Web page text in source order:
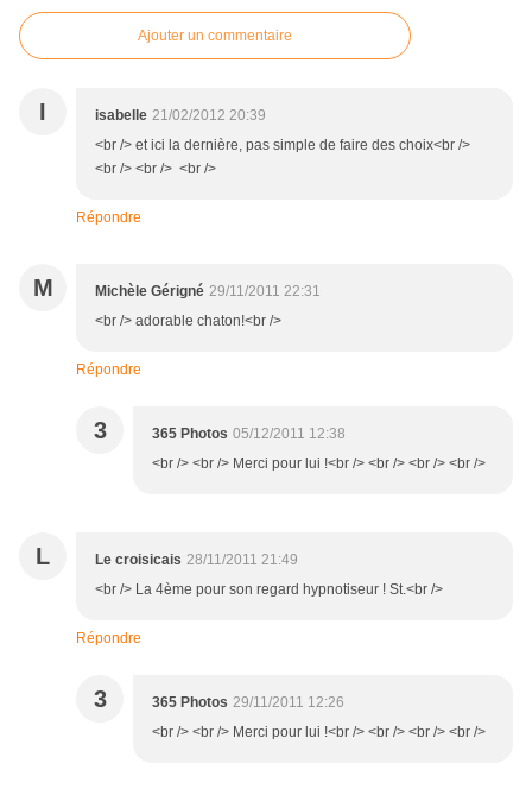
Ajouter un commentaire
I isabelle 21/02/2012 20:39
<br /> et ici la dernière, pas simple de faire des choix<br />
<br /> <br /> <br />
Répondre
M Michèle Gérigné 29/11/2011 22:31
<br /> adorable chaton!<br />
Répondre
3 365 Photos 05/12/2011 12:38
<br /> <br /> Merci pour lui !<br /> <br /> <br /> <br />
L Le croisicais 28/11/2011 21:49
<br /> La 4ème pour son regard hypnotiseur ! St.<br />
Répondre
3 365 Photos 29/11/2011 12:26
<br /> <br /> Merci pour lui !<br /> <br /> <br /> <br />